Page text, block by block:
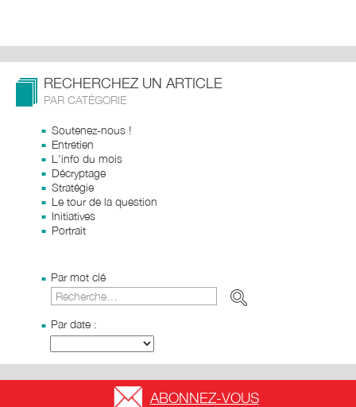
RECHERCHEZ UN ARTICLE
PAR CATÉGORIE
Soutenez-nous !
Entretien
L'info du mois
Décryptage
Stratégie
Le tour de la question
Initiatives
Portrait
Par mot clé
Par date :
ABONNEZ-VOUS